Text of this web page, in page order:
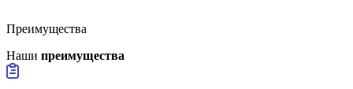
Преимущества
Наши преимущества